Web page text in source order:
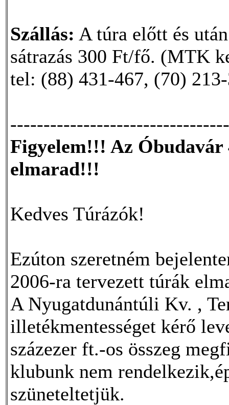
Szállás: A túra előtt és
sátrazás 300 Ft/fő. (MTK
tel: (88) 431-467, (70)
Figyelem!!! Az Óbudavár
elmarad!!!
Kedves Túrázók!
Ezúton szeretném
2006-ra tervezett túrák
A Nyugatdunántúli Kv. ,
illetékmentességet kérő
százezer ft.-os összeg
klubunk nem
szüneteltetjük.